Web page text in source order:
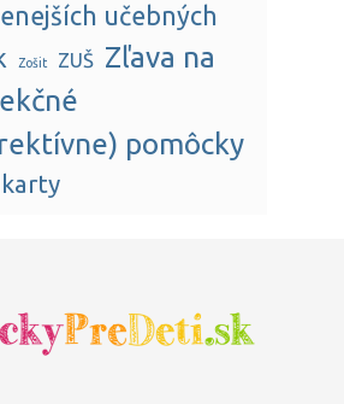
učebných
Zošit ZUŠ Zľava na
pomôcky